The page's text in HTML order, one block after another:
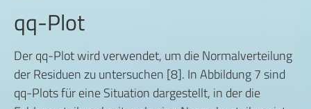
qq-Plot
Der qq-Plot wird verwendet, um die Normalverteilung
der Residuen zu untersuchen [8]. In Abbildung 7 sind
qq-Plots für eine Situation dargestellt, in der die